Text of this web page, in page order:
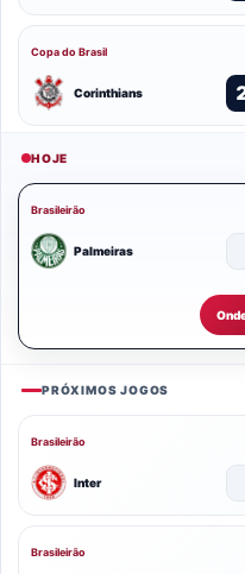
Copa do Brasil
Corinthians
HOJE
Brasileirão
Palmeiras
PRÓXIMOS JOGOS
Brasileirão
Inter
Brasileirão